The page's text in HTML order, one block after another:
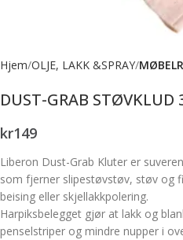
Hjem OLJE, LAKK &SPRAY
DUST-GRAB STØVKLUD
kr149
Liberon Dust-Grab Kluter er
som fjerner slipestøvstøv, støv og
beising eller skjellakkpolering.
Harpiksbelegget gjør at lakk og
penselstriper og mindre nupper i